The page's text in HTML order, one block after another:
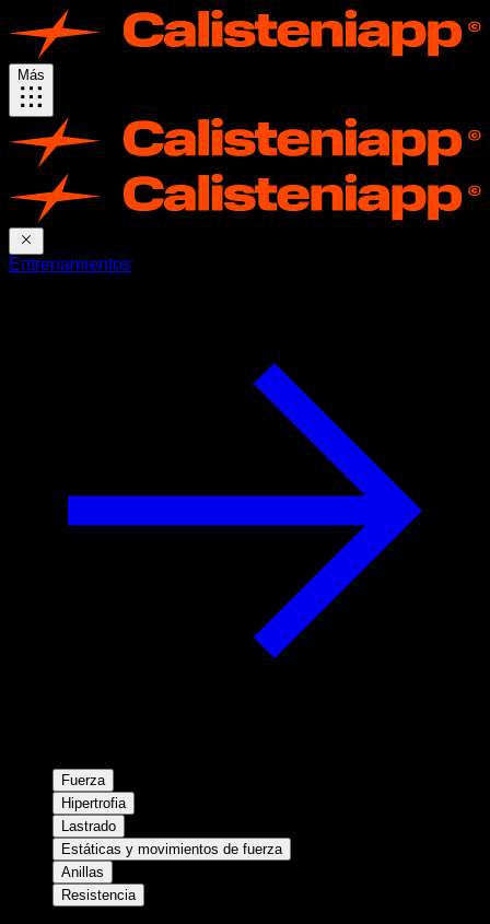
Más
Entrenamientos
Fuerza
Hipertrofia
Lastrado
Estáticas y movimientos de fuerza
Anillas
Resistencia